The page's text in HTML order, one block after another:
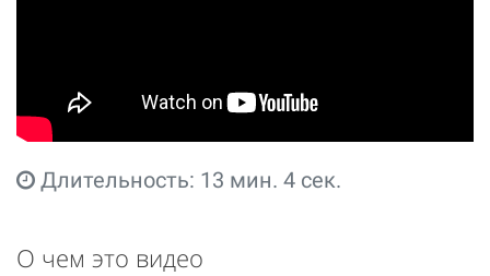
Длительность: 13 мин. 4 сек.
О чем это видео